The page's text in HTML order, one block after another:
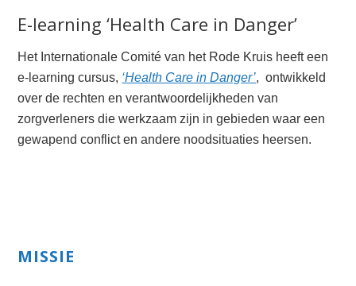
E-learning ‘Health Care in Danger’
Het Internationale Comité van het Rode Kruis heeft een
e-learning cursus, ‘Health Care in Danger’, ontwikkeld
over de rechten en verantwoordelijkheden van
zorgverleners die werkzaam zijn in gebieden waar een
gewapend conflict en andere noodsituaties heersen.
Primary
MISSIE